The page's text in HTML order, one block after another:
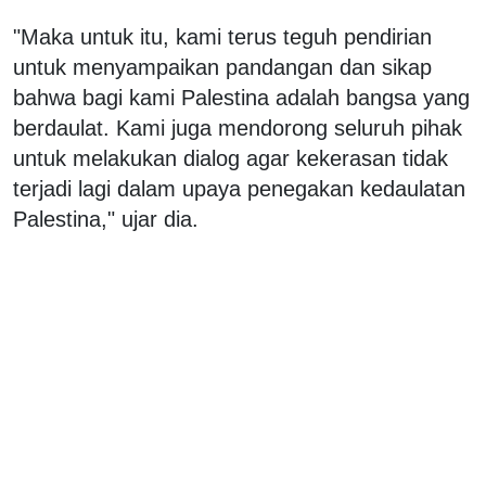
"Maka untuk itu, kami terus teguh pendirian
untuk menyampaikan pandangan dan sikap
bahwa bagi kami Palestina adalah bangsa yang
berdaulat. Kami juga mendorong seluruh pihak
untuk melakukan dialog agar kekerasan tidak
terjadi lagi dalam upaya penegakan kedaulatan
Palestina," ujar dia.